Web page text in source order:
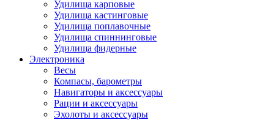
Удилища карповые
Удилища кастинговые
Удилища поплавочные
Удилища спиннинговые
Удилища фидерные
Электроника
Весы
Компасы, барометры
Навигаторы и аксессуары
Рации и аксессуары
Эхолоты и аксессуары